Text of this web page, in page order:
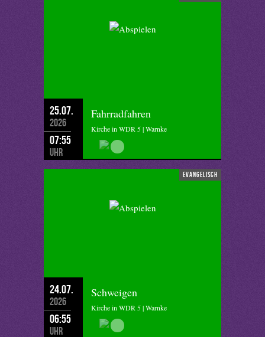
25.07.
2026
07:55
Uhr
Fahrradfahren
Kirche in WDR 5 | Warnke
evangelisch
24.07.
2026
06:55
Uhr
Schweigen
Kirche in WDR 5 | Warnke